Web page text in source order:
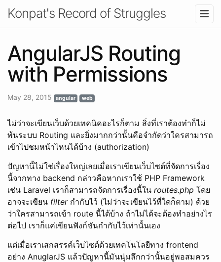
Konpat's Record of Struggles
AngularJS Routing
with Permissions
May 28, 2015 angular web
ไม่ว่าจะเขียนเว็บด้วยเทคนิคอะไรก็ตาม สิ่งที่เราต้องทำก็ไม่
พ้นระบบ Routing และยิ่งมากกว่านั้นคือจำกัดว่าใครสามารถ
เข้าไปชมหน้าไหนได้บ้าง (authorization)
ปัญหานี้ไม่ใช่เรื่องใหญ่เลยเมื่อเราเขียนเว็บไซต์ที่จัดการเรื่อง
นี้จากทาง backend กล่าวคือหากเราใช้ PHP Framework
เช่น Laravel เราก็สามารถจัดการเรื่องนี้ใน routes.php โดย
อาจจะเขียน filterกำกับไว้ (ไม่ว่าจะเขียนไว้ที่ใดก็ตาม) ด้วย
ว่าใครสามารถเข้า route นี้ได้บ้าง ถ้าไม่ได้จะต้องทำอย่างไร
ต่อไป เราก็แค่เขียนฟังก์ชันกำกับไว้เท่านั้นเอง
แต่เมื่อเราเสกสรรค์เว็บไซต์ด้วยเทคโนโลยีทาง frontend
อย่าง AnuglarJS แล้วปัญหานี้มันนุ่มลึกกว่านั้นอยู่พอสมควร